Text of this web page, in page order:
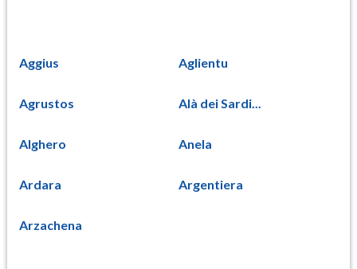
Aggius Aglientu
Agrustos Alà dei Sardi...
Alghero Anela
Ardara Argentiera
Arzachena